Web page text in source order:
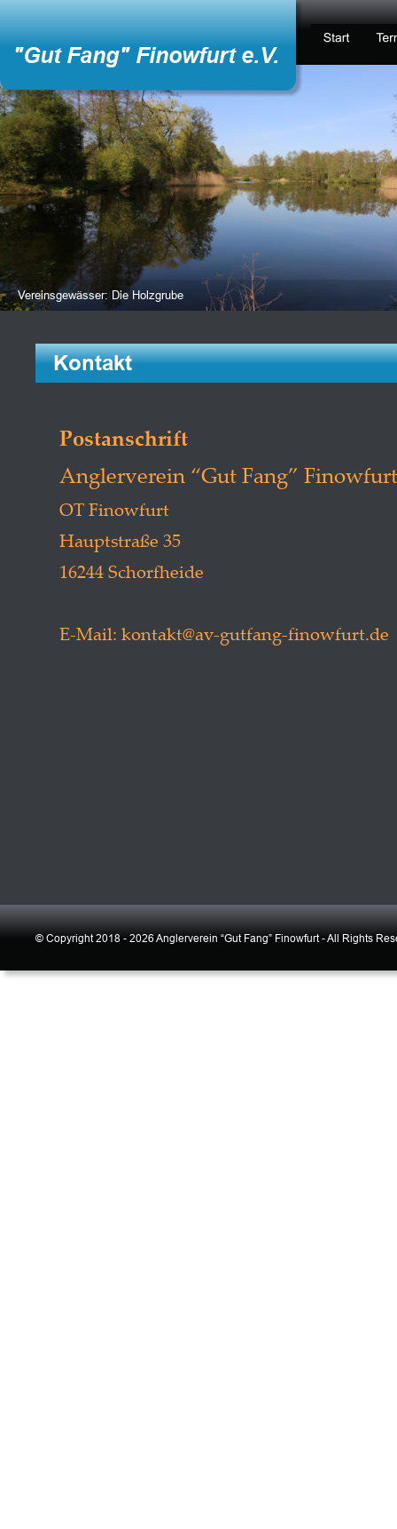
© Copyright 2018 - 2026 Anglerverein “Gut Fang” Finowfurt - All Rights
Kontakt
"Gut Fang" Finowfurt e.V.
Vereinsgewässer: Die Holzgrube
Postanschrift
Anglerverein “Gut Fang”
OT Finowfurt
Hauptstraße 35
16244 Schorfheide
E-Mail: kontakt@av-gutfang-finowfurt.de